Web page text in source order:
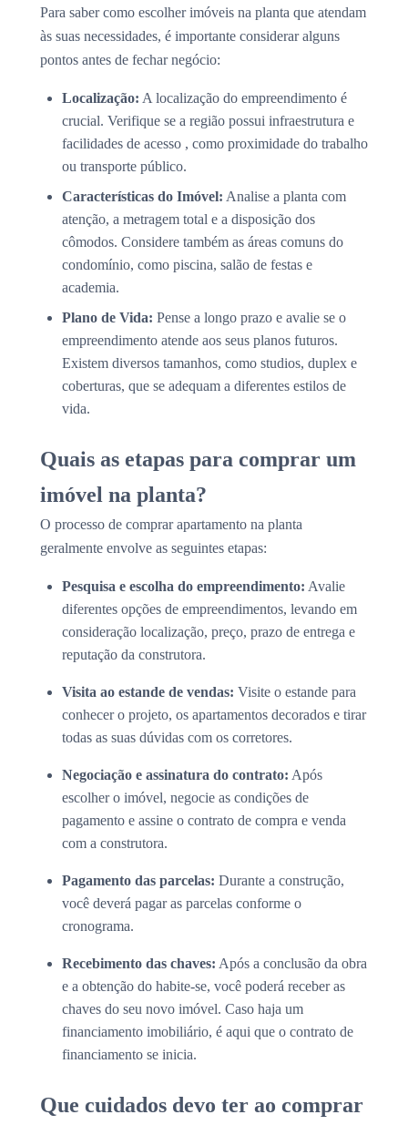
Para saber como escolher imóveis na planta que atendam
às suas necessidades, é importante considerar alguns
pontos antes de fechar negócio:
Localização: A localização do empreendimento é
crucial. Verifique se a região possui infraestrutura e
facilidades de acesso , como proximidade do trabalho
ou transporte público.
Características do Imóvel: Analise a planta com
atenção, a metragem total e a disposição dos
cômodos. Considere também as áreas comuns do
condomínio, como piscina, salão de festas e
academia.
Plano de Vida: Pense a longo prazo e avalie se o
empreendimento atende aos seus planos futuros.
Existem diversos tamanhos, como studios, duplex e
coberturas, que se adequam a diferentes estilos de
vida.
Quais as etapas para comprar um
imóvel na planta?
O processo de comprar apartamento na planta
geralmente envolve as seguintes etapas:
Pesquisa e escolha do empreendimento: Avalie
diferentes opções de empreendimentos, levando em
consideração localização, preço, prazo de entrega e
reputação da construtora.
Visita ao estande de vendas: Visite o estande para
conhecer o projeto, os apartamentos decorados e tirar
todas as suas dúvidas com os corretores.
Negociação e assinatura do contrato: Após
escolher o imóvel, negocie as condições de
pagamento e assine o contrato de compra e venda
com a construtora.
Pagamento das parcelas: Durante a construção,
você deverá pagar as parcelas conforme o
cronograma.
Recebimento das chaves: Após a conclusão da obra
e a obtenção do habite-se, você poderá receber as
chaves do seu novo imóvel. Caso haja um
financiamento imobiliário, é aqui que o contrato de
financiamento se inicia.
Que cuidados devo ter ao comprar